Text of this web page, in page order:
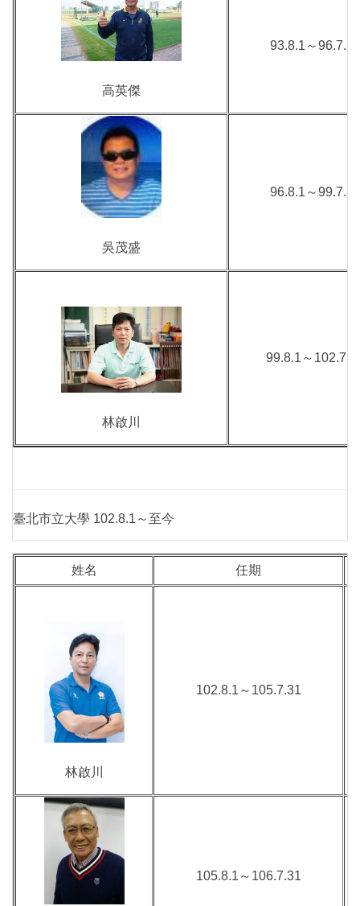
高英傑
93.8.1～96.7.31
吳茂盛
96.8.1～99.7.31
林啟川
99.8.1～
臺北市立大學 102.8.1～至今
姓名 任期
林啟川
102.8.1～105.7.31
105.8.1～106.7.31